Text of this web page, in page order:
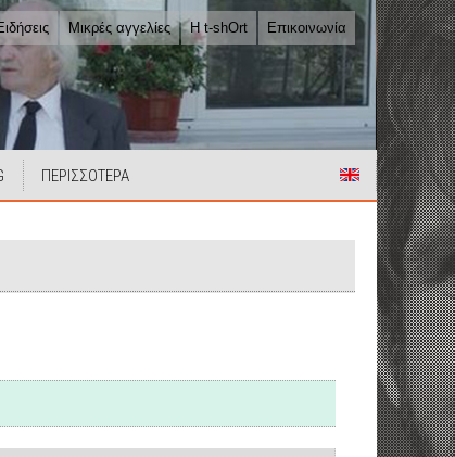
Μικρές αγγελίες Η t-shOrt Επικοινωνία
ΠΕΡΙΣΣΟΤΕΡΑ